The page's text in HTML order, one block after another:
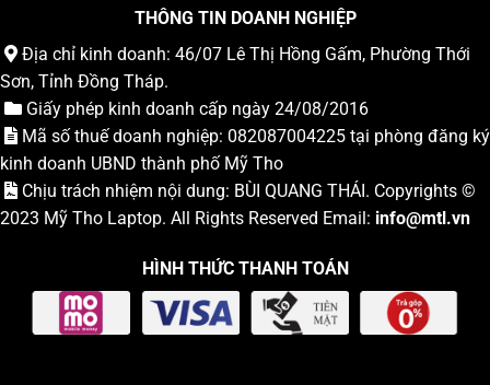
THÔNG TIN DOANH NGHIỆP
Địa chỉ kinh doanh: 46/07 Lê Thị Hồng Gấm, Phường Thới
Sơn, Tỉnh Đồng Tháp.
Giấy phép kinh doanh cấp ngày 24/08/2016
Mã số thuế doanh nghiệp: 082087004225 tại phòng đăng ký
kinh doanh UBND thành phố Mỹ Tho
Chịu trách nhiệm nội dung: BÙI QUANG THÁI. Copyrights ©
2023 Mỹ Tho Laptop. All Rights Reserved Email: info@mtl.vn
HÌNH THỨC THANH TOÁN